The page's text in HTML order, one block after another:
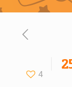
4